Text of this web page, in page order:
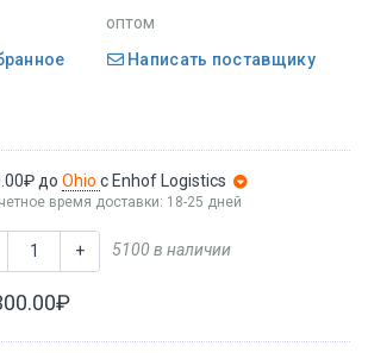
оптом
Написать поставщику
до Ohio с Enhof Logistics
время доставки: 18-25 дней
+ 5100 в наличии